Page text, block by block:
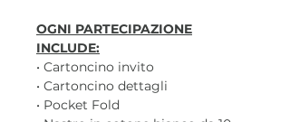
OGNI PARTECIPAZIONE
INCLUDE:
• Cartoncino invito
• Cartoncino dettagli
• Pocket Fold